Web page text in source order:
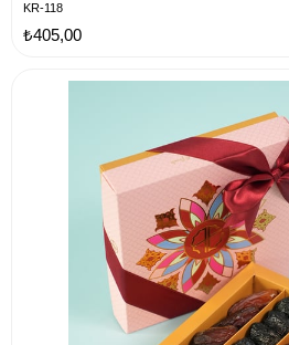
KR-118
₺405,00